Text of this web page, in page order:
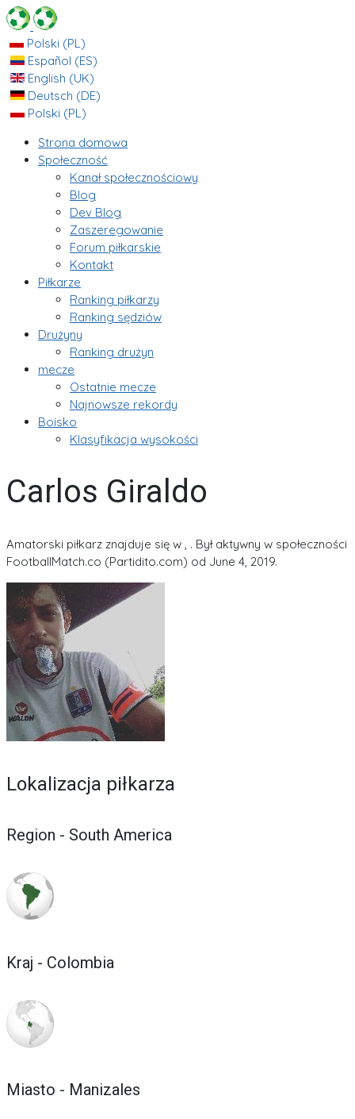
Polski (PL)
Español (ES)
English (UK)
Deutsch (DE)
Polski (PL)
Strona domowa
Społeczność
Kanał społecznościowy
Blog
Dev Blog
Zaszeregowanie
Forum piłkarskie
Kontakt
Piłkarze
Ranking piłkarzy
Ranking sędziów
Drużyny
Ranking drużyn
mecze
Ostatnie mecze
Najnowsze rekordy
Boisko
Klasyfikacja wysokości
Carlos Giraldo
Amatorski piłkarz znajduje się w , . Był aktywny w społeczności
FootballMatch.co (Partidito.com) od June 4, 2019.
Lokalizacja piłkarza
Region - South America
Kraj - Colombia
Miasto - Manizales